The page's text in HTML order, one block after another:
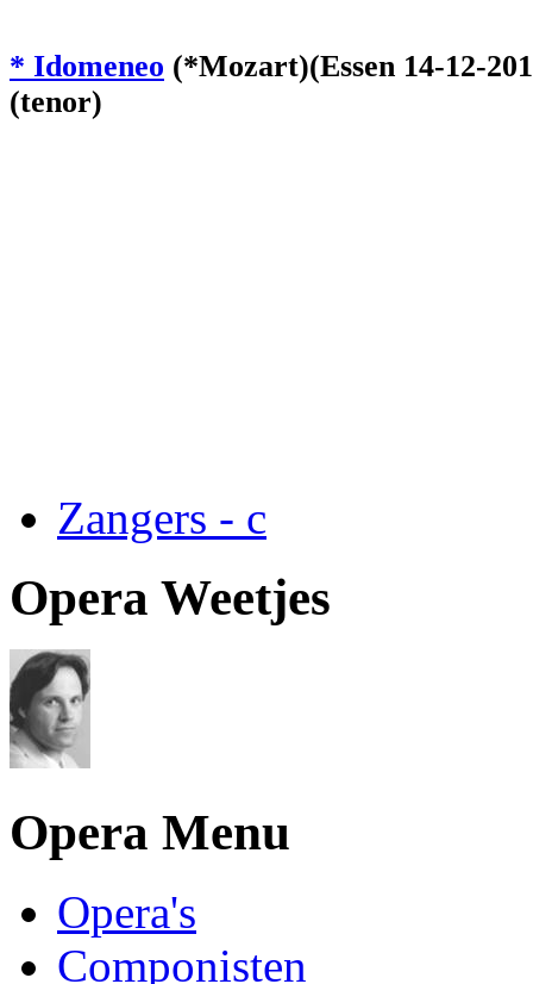
* Idomeneo (*Mozart)(Essen 14-12-
(tenor)
Zangers - c
Opera Weetjes
Opera Menu
Opera's
Componisten